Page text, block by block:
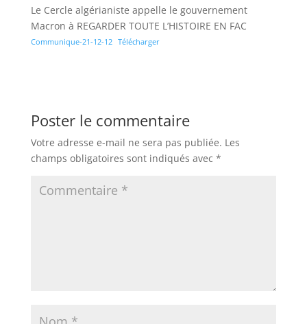
Le Cercle algérianiste appelle le gouvernement
Macron à REGARDER TOUTE L’HISTOIRE EN FAC
Communique-21-12-12 Télécharger
Poster le commentaire
Votre adresse e-mail ne sera pas publiée. Les
champs obligatoires sont indiqués avec *